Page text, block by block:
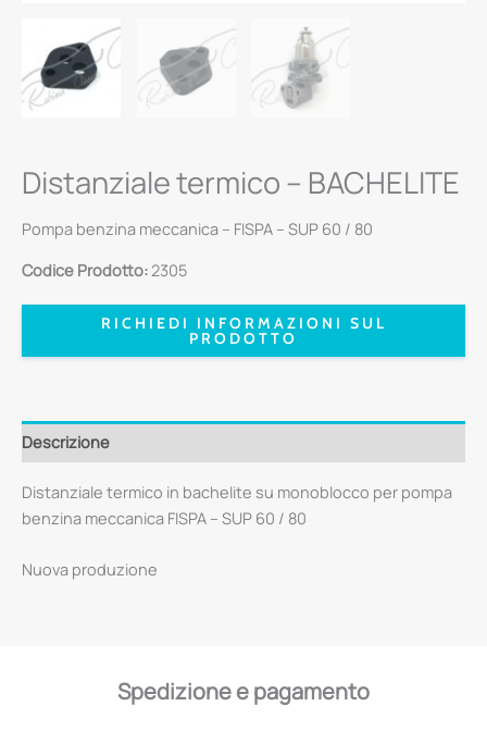
Distanziale termico – BACHELITE
Pompa benzina meccanica – FISPA – SUP 60 / 80
Codice Prodotto:2305
RICHIEDI INFORMAZIONI SUL
PRODOTTO
Descrizione
Distanziale termico in bachelite su monoblocco per pompa
benzina meccanica FISPA – SUP 60 / 80
Nuova produzione
Spedizione e pagamento